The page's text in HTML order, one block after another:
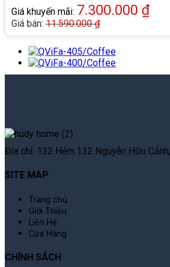
Giá khuyến mãi: 7.300.000 ₫
Giá bán: 11.590.000₫
Địa chỉ: 132 Hẻm 132 Nguyễn Hữu
SITE MAP
Trang chủ
Giới Thiệu
Liên Hệ
Cửa Hàng
CHÍNH SÁCH